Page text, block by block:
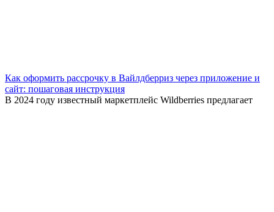
Как оформить рассрочку в Вайлдберриз через приложение и
сайт: пошаговая инструкция
В 2024 году известный маркетплейс Wildberries предлагает